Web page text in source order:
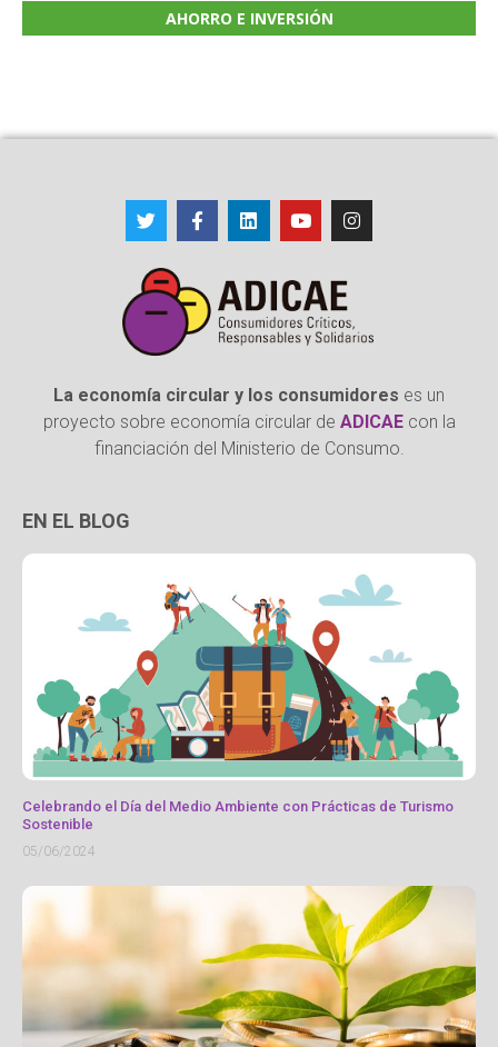
AHORRO E INVERSIÓN
La economía circular y los consumidores es un
proyecto sobre economía circular de ADICAEcon la
financiación del Ministerio de Consumo.
EN EL BLOG
Celebrando el Día del Medio Ambiente con Prácticas de Turismo
Sostenible
05/06/2024